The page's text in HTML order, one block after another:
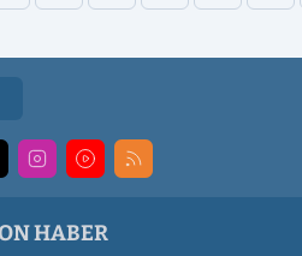
HABER